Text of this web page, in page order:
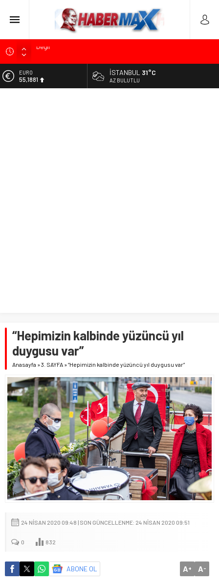
Soner Çiçekli’den Çekmeköy Meclisi’nde Eleştiri: “Enerjimizi
Edremit’te Kaymakam Ahmet Odabaş’a Duygu Dolu Veda
ALTIN
6.660,55
İSTANBUL 31°C
AZ BULUTLU
“Hepimizin kalbinde yüzüncü yıl
duygusu var”
Anasayfa »3. SAYFA »“Hepimizin kalbinde yüzüncü yıl duygusu var”
24 NISAN 2020 09:48 | SON GÜNCELLENME: 24 NISAN 2020 09:51
0 832
ABONE OL A+ A-